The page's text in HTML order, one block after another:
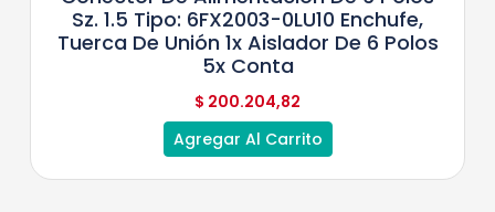
Sz. 1.5 Tipo: 6FX2003-0LU10 Enchufe,
Tuerca De Unión 1x Aislador De 6 Polos
5x Conta
$ 200.204,82
Agregar Al Carrito